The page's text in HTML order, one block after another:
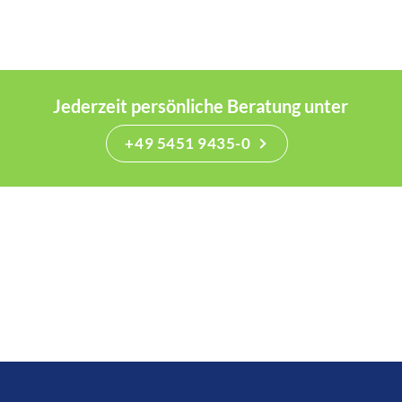
Jederzeit persönliche Beratung unter
+49 5451 9435-0